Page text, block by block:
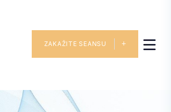
ZAKAŽITE SEANSU